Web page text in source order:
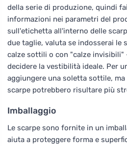
della serie di produzione, quindi
informazioni nei parametri del
sull'etichetta all'interno delle
due taglie, valuta se indosserai le
calze sottili o con "calze invisibili"
decidere la vestibilità ideale. Per
aggiungere una soletta sottile,
scarpe potrebbero risultare più
Imballaggio
Le scarpe sono fornite in un
aiuta a proteggere forma e